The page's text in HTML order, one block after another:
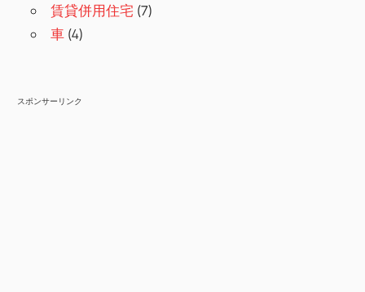
賃貸併用住宅 (7)
車 (4)
スポンサーリンク